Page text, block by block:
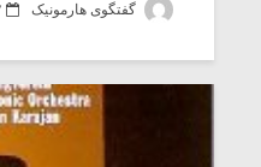
گفتگوی هارمونیک